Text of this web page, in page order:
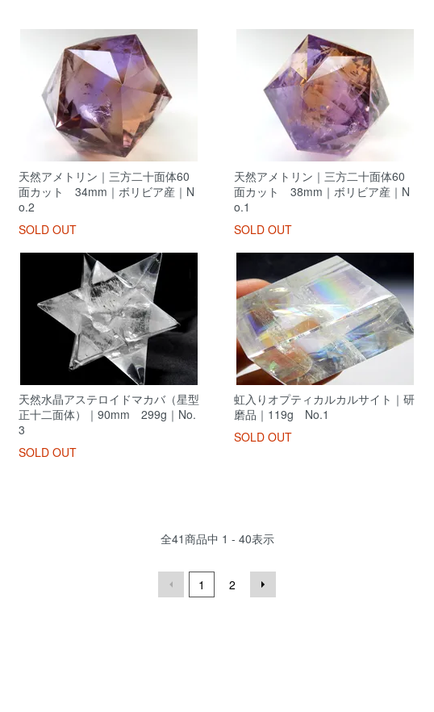
天然アメトリン｜三方二十面体60
面カット 34mm｜ボリビア産｜N
o.2
SOLD OUT
天然アメトリン｜三方二十面体60
面カット 38mm｜ボリビア産｜N
o.1
SOLD OUT
天然水晶アステロイドマカバ（星型
正十二面体）｜90mm 299g｜No.
3
SOLD OUT
虹入りオプティカルカルサイト｜研
磨品｜119g No.1
SOLD OUT
全41商品中 1 - 40表示
1 2